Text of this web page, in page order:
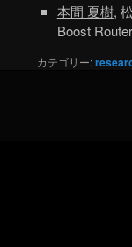
本間 夏樹,
Boost
カテゴリー: